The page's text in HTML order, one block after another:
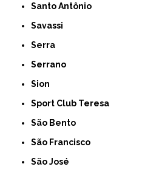
Santo Antônio
Savassi
Serra
Serrano
Sion
Sport Club Teresa
São Bento
São Francisco
São José